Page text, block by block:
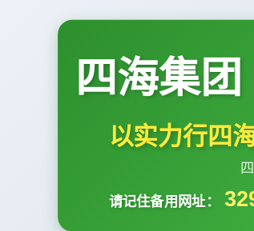
四海集
以实力行四
请记住备用网址：